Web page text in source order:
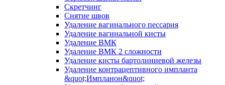
Скретчинг
Снятие швов
Удаление вагинального пессария
Удаление вагинальной кисты
Удаление ВМК
Удаление ВМК 2 сложности
Удаление кисты бартолиниевой железы
Удаление контрацептивного импланта
&quot;Импланон&quot;